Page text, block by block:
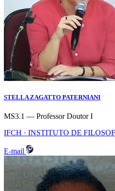
STELLA ZAGATTO PATERNIANI
MS3.1 — Professor Doutor I
IFCH · INSTITUTO DE
E-mail